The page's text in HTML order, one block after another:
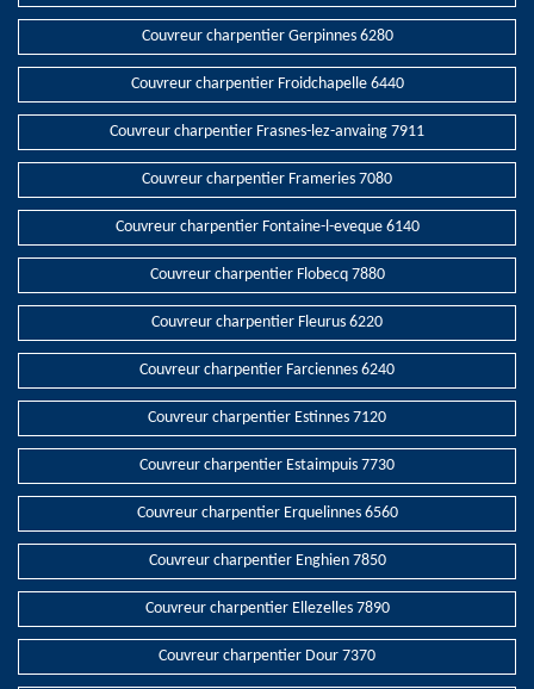
Couvreur charpentier Gerpinnes 6280
Couvreur charpentier Froidchapelle 6440
Couvreur charpentier Frasnes-lez-anvaing 7911
Couvreur charpentier Frameries 7080
Couvreur charpentier Fontaine-l-eveque 6140
Couvreur charpentier Flobecq 7880
Couvreur charpentier Fleurus 6220
Couvreur charpentier Farciennes 6240
Couvreur charpentier Estinnes 7120
Couvreur charpentier Estaimpuis 7730
Couvreur charpentier Erquelinnes 6560
Couvreur charpentier Enghien 7850
Couvreur charpentier Ellezelles 7890
Couvreur charpentier Dour 7370